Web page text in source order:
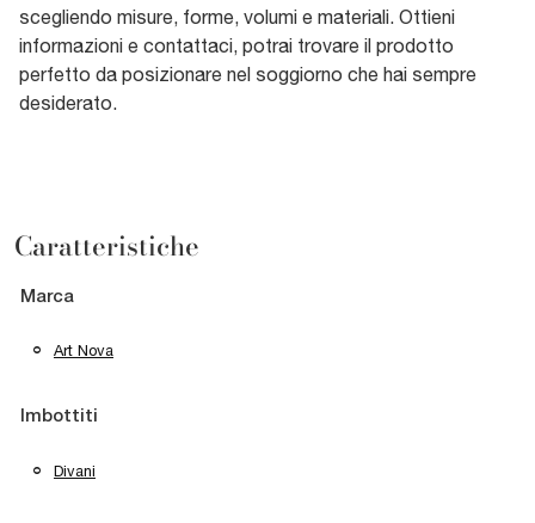
scegliendo misure, forme, volumi e materiali. Ottieni
informazioni e contattaci, potrai trovare il prodotto
perfetto da posizionare nel soggiorno che hai sempre
desiderato.
Caratteristiche
Marca
Art Nova
Imbottiti
Divani